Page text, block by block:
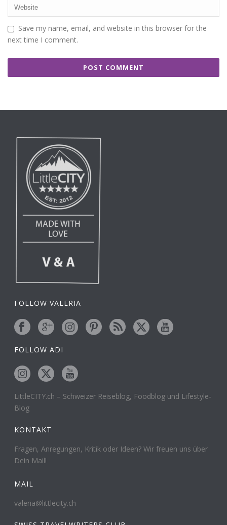
Save my name, email, and website in this browser for the
next time I comment.
FOLLOW VALERIA
FOLLOW ADI
LittleCITY.ch – Schweizer Reiseblog, Foodblog und Lifestyle-
Blog
KONTAKT
Fragen, Anregungen, Kritik oder Ideen? Wir freuen uns über
Dein Mail!
MAIL
valeria@littlecity.ch